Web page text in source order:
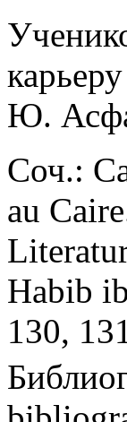
Ю.
Соч.:
au
Habib
130,